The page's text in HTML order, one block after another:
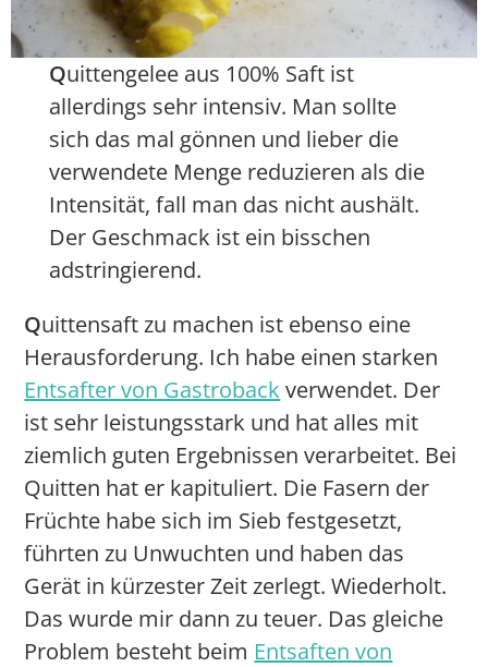
Quittengelee aus 100% Saft ist
allerdings sehr intensiv. Man sollte
sich das mal gönnen und lieber die
verwendete Menge reduzieren als die
Intensität, fall man das nicht aushält.
Der Geschmack ist ein bisschen
adstringierend.
Quittensaft zu machen ist ebenso eine
Herausforderung. Ich habe einen starken
Entsafter von Gastroback verwendet. Der
ist sehr leistungsstark und hat alles mit
ziemlich guten Ergebnissen verarbeitet. Bei
Quitten hat er kapituliert. Die Fasern der
Früchte habe sich im Sieb festgesetzt,
führten zu Unwuchten und haben das
Gerät in kürzester Zeit zerlegt. Wiederholt.
Das wurde mir dann zu teuer. Das gleiche
Problem besteht beim Entsaften von